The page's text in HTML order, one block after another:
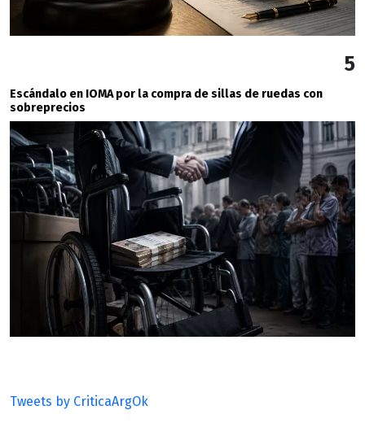
5
Escándalo en IOMA por la compra de sillas de ruedas con
sobreprecios
Tweets by CriticaArgOk